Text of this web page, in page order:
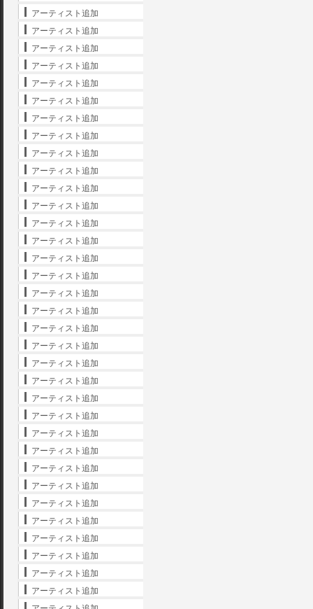
アーティスト追加
アーティスト追加
アーティスト追加
アーティスト追加
アーティスト追加
アーティスト追加
アーティスト追加
アーティスト追加
アーティスト追加
アーティスト追加
アーティスト追加
アーティスト追加
アーティスト追加
アーティスト追加
アーティスト追加
アーティスト追加
アーティスト追加
アーティスト追加
アーティスト追加
アーティスト追加
アーティスト追加
アーティスト追加
アーティスト追加
アーティスト追加
アーティスト追加
アーティスト追加
アーティスト追加
アーティスト追加
アーティスト追加
アーティスト追加
アーティスト追加
アーティスト追加
アーティスト追加
アーティスト追加